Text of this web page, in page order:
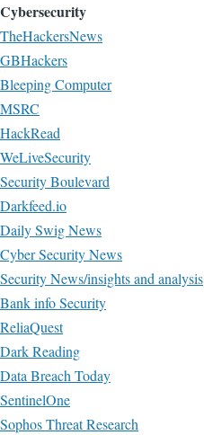
Cybersecurity
TheHackersNews
GBHackers
Bleeping Computer
MSRC
HackRead
WeLiveSecurity
Security Boulevard
Darkfeed.io
Daily Swig News
Cyber Security News
Security News/insights and analysis
Bank info Security
ReliaQuest
Dark Reading
Data Breach Today
SentinelOne
Sophos Threat Research